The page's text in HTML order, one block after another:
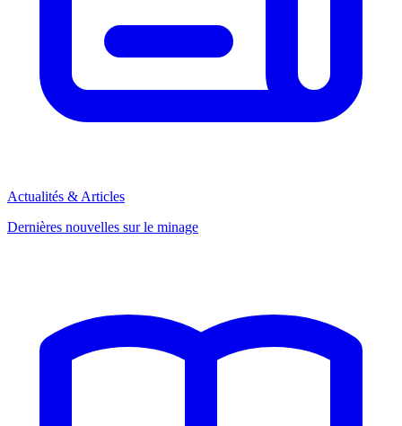
Actualités & Articles
Dernières nouvelles sur le minage